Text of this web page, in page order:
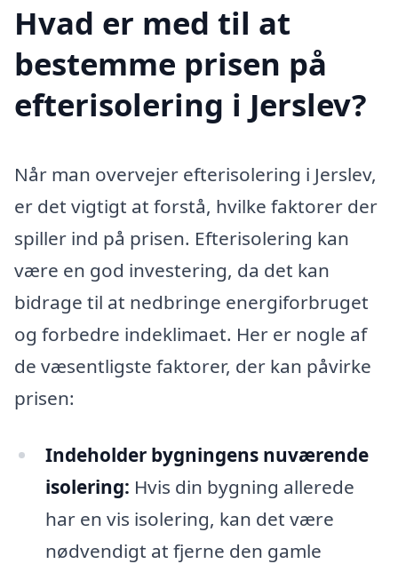
Hvad er med til at
bestemme prisen på
efterisolering i Jerslev?
Når man overvejer efterisolering i Jerslev,
er det vigtigt at forstå, hvilke faktorer der
spiller ind på prisen. Efterisolering kan
være en god investering, da det kan
bidrage til at nedbringe energiforbruget
og forbedre indeklimaet. Her er nogle af
de væsentligste faktorer, der kan påvirke
prisen:
Indeholder bygningens nuværende
isolering: Hvis din bygning allerede
har en vis isolering, kan det være
nødvendigt at fjerne den gamle